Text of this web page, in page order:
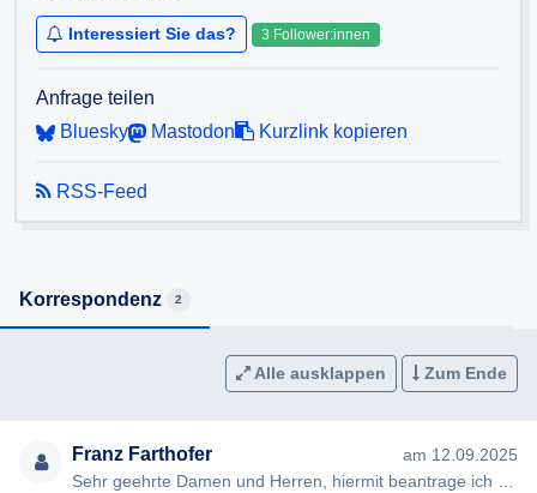
Interessiert Sie das? 3 Follower:innen
Anfrage teilen
Bluesky
Mastodon Kurzlink kopieren
RSS-Feed
Korrespondenz 2
Alle ausklappen Zum Ende
Franz Farthofer
am 12.09.2025